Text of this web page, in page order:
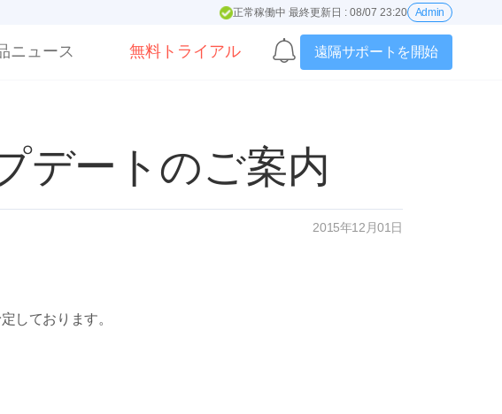
正常稼働中 最終更新日 : 08/07 23:20 Admin
ニュース 無料トライアル 遠隔サポートを開始
デートのご案内
2015年12月01日
しております。